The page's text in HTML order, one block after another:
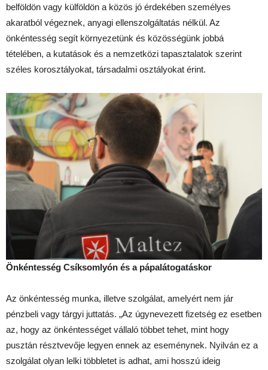
belföldön vagy külföldön a közös jó érdekében személyes
akaratból végeznek, anyagi ellenszolgáltatás nélkül. Az
önkéntesség segít környezetünk és közösségünk jobbá
tételében, a kutatások és a nemzetközi tapasztalatok szerint
széles korosztályokat, társadalmi osztályokat érint.
Önkéntesség Csíksomlyón és a pápalátogatáskor
Az önkéntesség munka, illetve szolgálat, amelyért nem jár
pénzbeli vagy tárgyi juttatás. „Az úgynevezett fizetség ez esetben
az, hogy az önkéntességet vállaló többet tehet, mint hogy
pusztán résztvevője legyen ennek az eseménynek. Nyilván ez a
szolgálat olyan lelki többletet is adhat, ami hosszú ideig